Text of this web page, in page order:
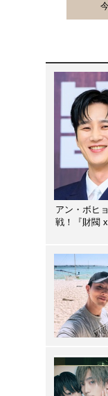
アン・ボヒ
戦！『財閥